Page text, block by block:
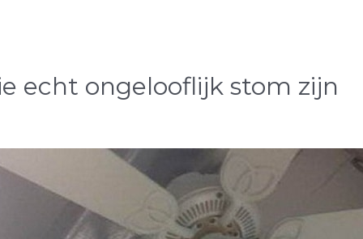
echt ongelooflijk stom zijn